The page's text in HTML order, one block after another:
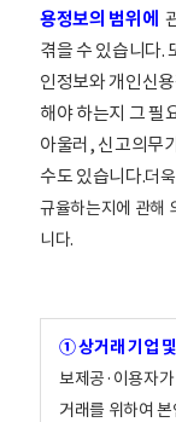
용정보의 범위에
겪을 수 있습니다.
인정보와 개인신
해야 하는지 그 필
아울러, 신고의무
수도 있습니다.더
규율하는지에 관해
니다.
① 상거래 기업
보제공·이용자
거래를 위하여